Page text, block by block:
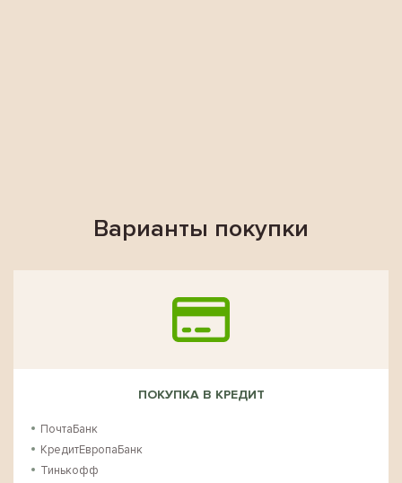
Варианты покупки
ПОКУПКА В КРЕДИТ
ПочтаБанк
КредитЕвропаБанк
Тинькофф